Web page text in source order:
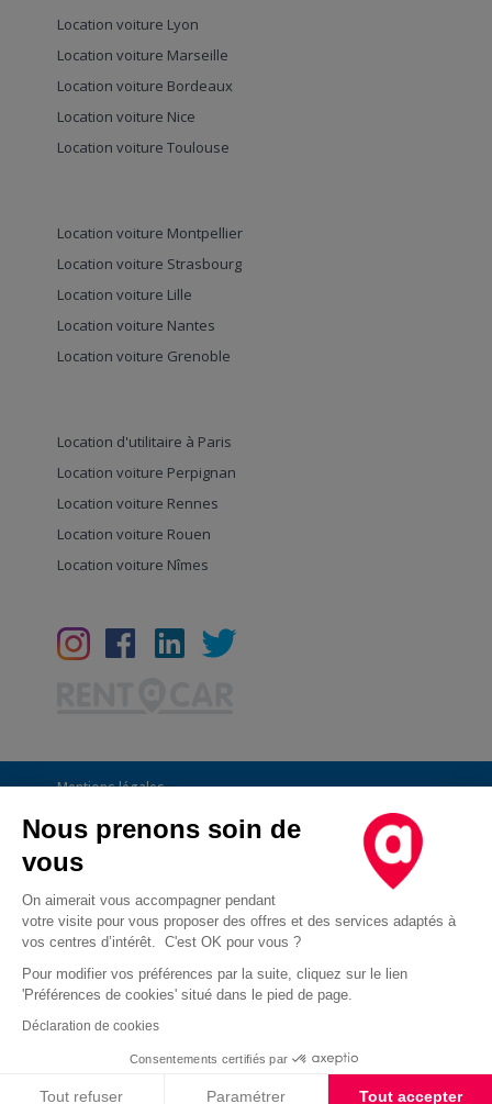
Location voiture Lyon
Location voiture Marseille
Location voiture Bordeaux
Location voiture Nice
Location voiture Toulouse
Location voiture Montpellier
Location voiture Strasbourg
Location voiture Lille
Location voiture Nantes
Location voiture Grenoble
Location d'utilitaire à Paris
Location voiture Perpignan
Location voiture Rennes
Location voiture Rouen
Location voiture Nîmes
Mentions légales
Conditions Générales
CGU
Informations générales
Déclaration de confidentialité
Droit d'opposition au démarchage téléphonique
Cookies
Nous prenons soin de
vous
On aimerait vous accompagner pendant
votre visite pour vous proposer des offres et des services adaptés à
vos centres d’intérêt. C'est OK pour vous ?
Pour modifier vos préférences par la suite, cliquez sur le lien
'Préférences de cookies' situé dans le pied de page.
Déclaration de cookies
Consentements certifiés par
Tout refuser Paramétrer Tout accepter